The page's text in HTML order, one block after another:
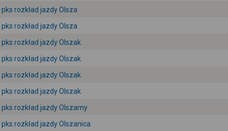
pks rozkład jazdy Olsza
pks rozkład jazdy Olsza
pks rozkład jazdy Olszak
pks rozkład jazdy Olszak
pks rozkład jazdy Olszak
pks rozkład jazdy Olszak
pks rozkład jazdy Olszamy
pks rozkład jazdy Olszanica